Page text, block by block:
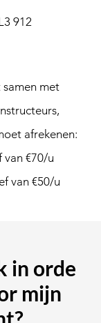
912
samen met
afrekenen:
van €70/u
van €50/u
in orde
mijn